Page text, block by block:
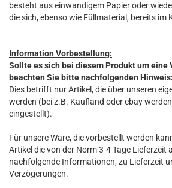
besteht aus einwandigem Papier oder
die sich, ebenso wie Füllmaterial, bereits im
Information Vorbestellung:
Sollte es sich bei diesem Produkt um eine
beachten Sie bitte nachfolgenden Hinweis:
Dies betrifft nur Artikel, die über unseren
werden (bei z.B. Kaufland oder ebay
eingestellt).
Für unsere Ware, die vorbestellt werden
Artikel die von der Norm 3-4 Tage Lieferzeit
nachfolgende Informationen, zu Lieferzeit
Verzögerungen.